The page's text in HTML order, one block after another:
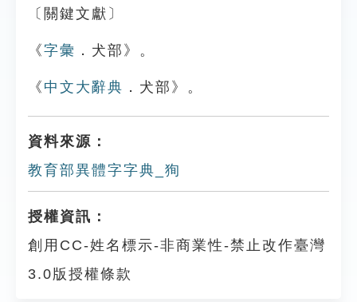
〔關鍵文獻〕
《字彙 ．犬部》。
《 中文大辭典 ．犬部》。
資料來源：
教育部異體字字典_狥
授權資訊：
創用CC-姓名標示-非商業性-禁止改作臺灣
3.0版授權條款